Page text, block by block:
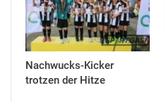
Nachwucks-Kicker
trotzen der Hitze